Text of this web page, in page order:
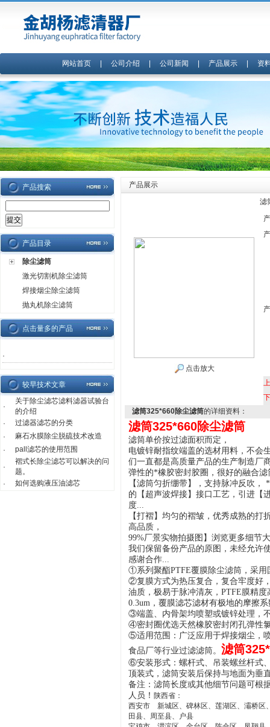
网站首页| 公司介绍 公司新闻 产品展示| 资
产品搜索
产品目录
除尘滤筒
激光切割机除尘滤筒
焊接烟尘除尘滤筒
抛丸机除尘滤筒
点击量多的产品
·
较早技术文章
·
关于除尘滤芯滤料滤器试验台
的介绍
·
过滤器滤芯的分类
·
麻石水膜除尘脱硫技术改造
·
pall滤芯的使用范围
·
褶式长除尘滤芯可以解决的问
题。
·
如何选购液压油滤芯
产品展示
滤
点击放大
滤筒325*660除尘滤筒的详细资料：
滤筒325*660除尘滤筒
滤筒单价按过滤面积而定，
电镀锌耐指纹端盖的选材用料，不会
们一直都是高质量产品的生产制造厂
弹性的*橡胶密封胶圈，很好的融合
【滤筒匀折绷带】，支持脉冲反吹
的【超声波焊接】接口工艺，引进【
度...
【打褶】均匀的褶皱，优秀成熟的
高品质，
99%厂景实物拍摄图】浏览更多细节
我们保留备份产品的原图，未经允许
感谢合作...
①系列聚酯PTFE覆膜除尘滤筒，采
②复膜方式为热压复合，复合牢度好
油质，极易于脉冲清灰，PTFE膜精
0.3um，覆膜滤芯滤材有极地的摩擦
③端盖、内骨架均喷塑或镀锌处理，
④密封圈优选天然橡胶密封闭孔弹性
⑤适用范围：广泛应用于焊接烟尘，
食品厂等行业过滤滤筒。 滤筒
⑥安装形式：螺杆式、吊装螺丝杆式
顶装式，滤筒安装后保持与地面为垂
备注：滤筒长度或其他细节问题可根
人员！ 陕西省：
西安市 新城区、碑林区、莲湖区、灞桥区
田县、周至县、户县